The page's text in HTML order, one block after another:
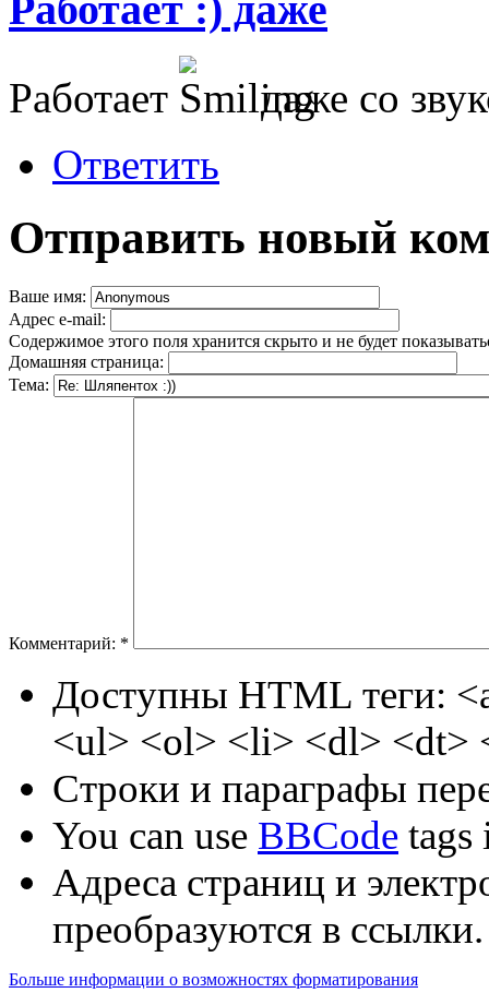
Работает
даже со
Ответить
Отправить новый
Ваше имя:
Адрес e-mail:
Содержимое этого поля хранится скрыто и не будет
Домашняя страница:
Тема:
Комментарий: *
Доступны HTML теги:
<ul> <ol> <li> <dl> <dt>
Строки и параграфы
You can use BBCode tags
Адреса страниц и
преобразуются в ссылки.
Больше информации о возможностях форматирования